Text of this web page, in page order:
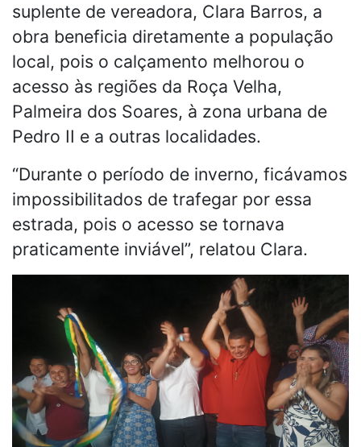
suplente de vereadora, Clara Barros, a
obra beneficia diretamente a população
local, pois o calçamento melhorou o
acesso às regiões da Roça Velha,
Palmeira dos Soares, à zona urbana de
Pedro II e a outras localidades.
“Durante o período de inverno, ficávamos
impossibilitados de trafegar por essa
estrada, pois o acesso se tornava
praticamente inviável”, relatou Clara.